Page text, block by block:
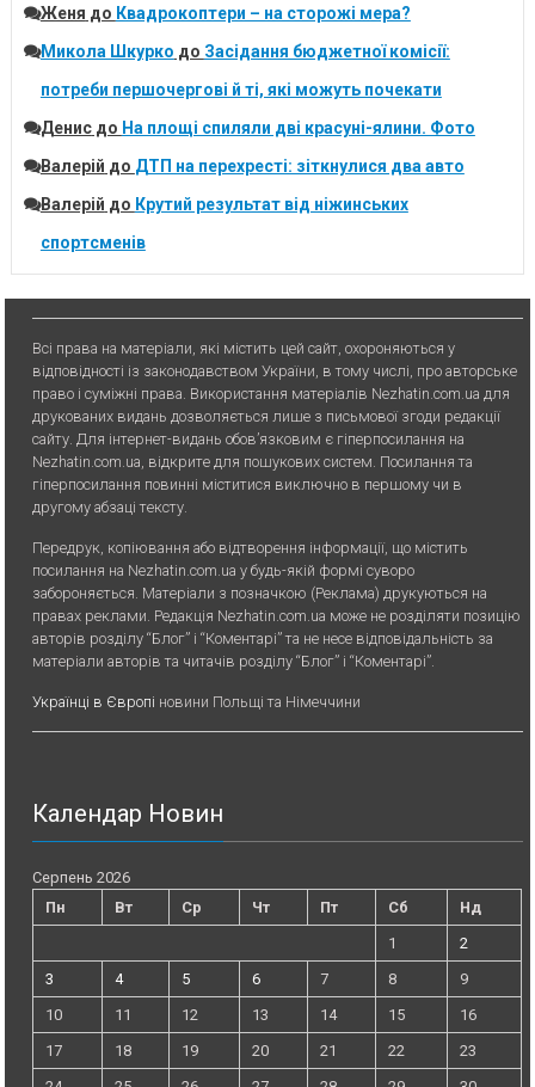
Женя до Квадрокоптери – на сторожі мера?
Микола Шкурко до Засідання бюджетної комісії:
потреби першочергові й ті, які можуть почекати
Денисдо На площі спиляли дві красуні-ялини. Фото
Валерій до ДТП на перехресті: зіткнулися два авто
Валерій до Крутий результат від ніжинських
спортсменів
Всі права на матеріали, які містить цей сайт, охороняються у
відповідності із законодавством України, в тому числі, про авторське
право і суміжні права. Використання матерiалiв Nezhatin.com.ua для
друкованих видань дозволяється лише з письмової згоди редакції
сайту. Для iнтернет-видань обов’язковим є гiперпосилання на
Nezhatin.com.ua, відкрите для пошукових систем. Посилання та
гіперпосилання повинні міститися виключно в першому чи в
другому абзаці тексту.
Передрук, копiювання або вiдтворення iнформацiї, що мiстить
посилання на Nezhatin.com.ua у будь-якiй формi суворо
забороняється. Матеріали з позначкою (Реклама) друкуються на
правах реклами. Редакція Nezhatin.com.ua може не розділяти позицію
авторів розділу “Блог” і “Коментарі” та не несе відповідальність за
матеріали авторів та читачів розділу “Блог” і “Коментарі”.
Українці в Європі новини Польщі та Німеччини
Календар Новин
Серпень 2026
Пн
Вт Ср Чт Пт Сб
Нд
1
2
3
4 5 6 7 8
9
10
11 12 13 14 15
16
17
18 19 20 21 22
23